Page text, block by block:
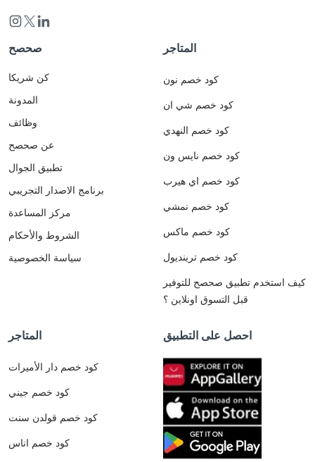
صحصح
كن شريكا
المدونة
وظائف
عن صحصح
تطبيق الجوال
برنامج الاصدار التجريبي
مركز المساعدة
الشروط والأحكام
سياسة الخصوصية
المتاجر
كود خصم نون
كود خصم شي ان
كود خصم النهدي
كود خصم نايس ون
كود خصم اي هيرب
كود خصم نمشي
كود خصم ماكس
كود خصم ترينديول
كيف استخدم تطبيق صحصح للتوفير
قبل التسوق اونلاين ؟
المتاجر
كود خصم دار الأميرات
كود خصم جيني
كود خصم قولدن سنت
كود خصم اناس
احصل على التطبيق